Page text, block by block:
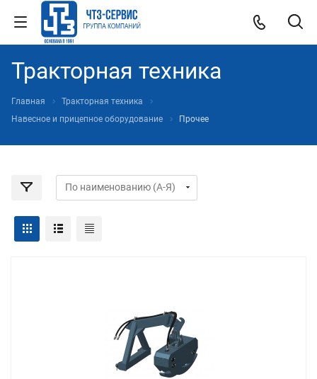
Тракторная техника
Главная
Тракторная техника
Навесное и прицепное оборудование
Прочее